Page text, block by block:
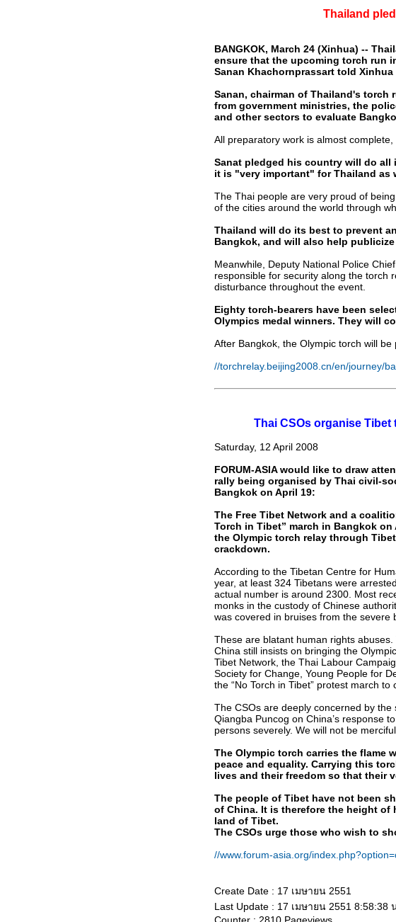
Thailand
BANGKOK, March 24 (Xinhua) --
ensure that the upcoming torch run
Sanan Khachornprassart told Xinhua
Sanan, chairman of Thailand's torch
from government ministries, the
and other sectors to evaluate
All preparatory work is almost complete,
Sanat pledged his country will do all
it is "very important" for Thailand as
The Thai people are very proud of
of the cities around the world through
Thailand will do its best to prevent
Bangkok, and will also help
Meanwhile, Deputy National Police
responsible for security along the torch
disturbance throughout the event.
Eighty torch-bearers have been
Olympics medal winners. They will
After Bangkok, the Olympic torch will
//torchrelay.beijing2008.cn/en/journey/
Thai CSOs organise
Saturday, 12 April 2008
FORUM-ASIA would like to draw
rally being organised by Thai civil-
Bangkok on April 19:
The Free Tibet Network and a
Torch in Tibet” march in Bangkok
the Olympic torch relay through
crackdown.
According to the Tibetan Centre for
year, at least 324 Tibetans were
actual number is around 2300. Most
monks in the custody of Chinese
was covered in bruises from the severe
These are blatant human rights
China still insists on bringing the
Tibet Network, the Thai Labour
Society for Change, Young People for
the “No Torch in Tibet” protest march
The CSOs are deeply concerned by
Qiangba Puncog on China’s response
persons severely. We will not be
The Olympic torch carries the flame
peace and equality. Carrying this
lives and their freedom so that their
The people of Tibet have not been
of China. It is therefore the height
land of Tibet.
The CSOs urge those who wish to
//www.forum-asia.org/
Create Date : 17 เมษายน 2551
Last Update : 17 เมษายน 2551 8:58:38